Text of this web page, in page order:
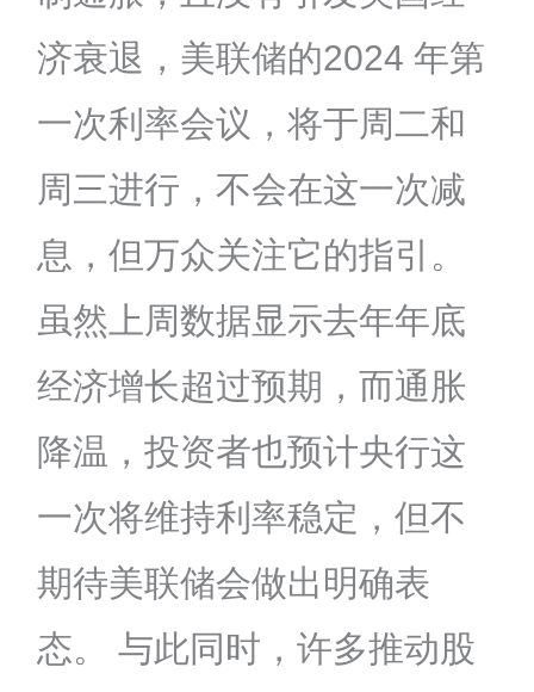
济衰退，美联储的2024 年第
一次利率会议，将于周二和
周三进行，不会在这一次减
息，但万众关注它的指引。
虽然上周数据显示去年年底
经济增长超过预期，而通胀
降温，投资者也预计央行这
一次将维持利率稳定，但不
期待美联储会做出明确表
态。 与此同时，许多推动股